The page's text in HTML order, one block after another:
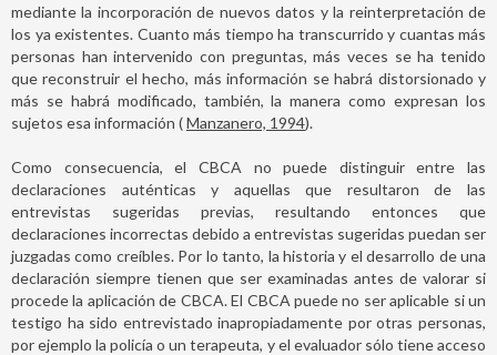
mediante la incorporación de nuevos datos y la reinterpretación de
los ya existentes. Cuanto más tiempo ha transcurrido y cuantas más
personas han intervenido con preguntas, más veces se ha tenido
que reconstruir el hecho, más información se habrá distorsionado y
más se habrá modificado, también, la manera como expresan los
sujetos esa información (Manzanero, 1994).
Como consecuencia, el CBCA no puede distinguir entre las
declaraciones auténticas y aquellas que resultaron de las
entrevistas sugeridas previas, resultando entonces que
declaraciones incorrectas debido a entrevistas sugeridas puedan ser
juzgadas como creíbles. Por lo tanto, la historia y el desarrollo de una
declaración siempre tienen que ser examinadas antes de valorar si
procede la aplicación de CBCA. El CBCA puede no ser aplicable si un
testigo ha sido entrevistado inapropiadamente por otras personas,
por ejemplo la policía o un terapeuta, y el evaluador sólo tiene acceso